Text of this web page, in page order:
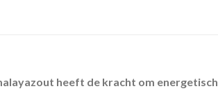
heeft de kracht om energetisch